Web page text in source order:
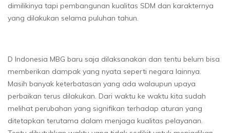
dimilikinya tapi pembangunan kualitas SDM dan karakternya
yang dilakukan selama puluhan tahun.
D Indonesia MBG baru saja dilaksanakan dan tentu belum bisa
memberikan dampak yang nyata seperti negara lainnya.
Masih banyak keterbatasan yang ada walaupun upaya
perbaikan terus dilakukan. Dari waktu ke waktu kita sudah
melihat perubahan yang signifikan terhadap aturan yang
ditetapkan terutama dalam menjaga kualitas pelayanan.